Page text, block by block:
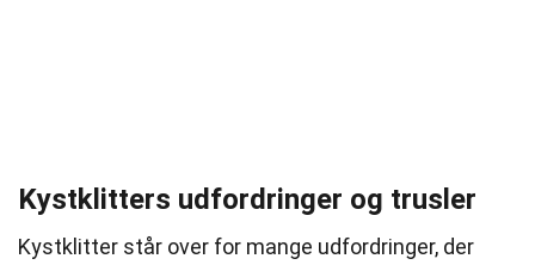
Kystklitters udfordringer og trusler
Kystklitter står over for mange udfordringer, der